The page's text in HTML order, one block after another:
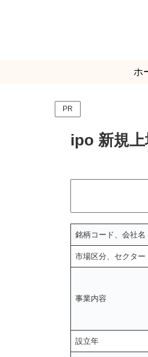
ホ
PR
ipo 新規
銘柄コード、会社名
市場区分、セクター
事業内容
設立年